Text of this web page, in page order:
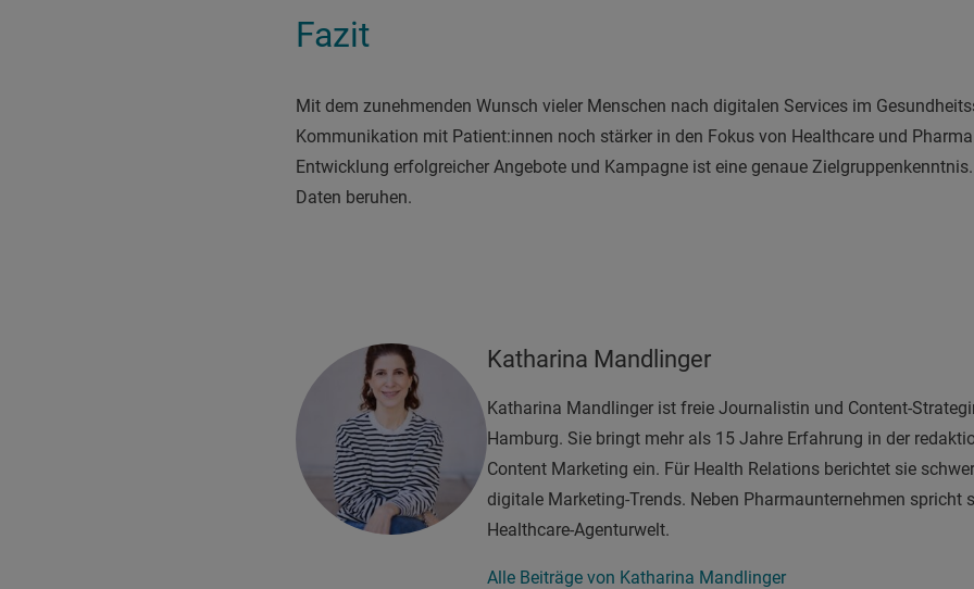
Fazit
Mit dem zunehmenden Wunsch vieler Menschen nach digitalen Services im
Kommunikation mit Patient:innen noch stärker in den Fokus von Healthcare und
Entwicklung erfolgreicher Angebote und Kampagne ist eine genaue
Daten beruhen.
Katharina Mandlinger
Katharina Mandlinger ist freie Journalistin und Content-
Hamburg. Sie bringt mehr als 15 Jahre Erfahrung in der
Content Marketing ein. Für Health Relations berichtet sie
digitale Marketing-Trends. Neben Pharmaunternehmen spricht
Healthcare-Agenturwelt.
Alle Beiträge von Katharina Mandlinger